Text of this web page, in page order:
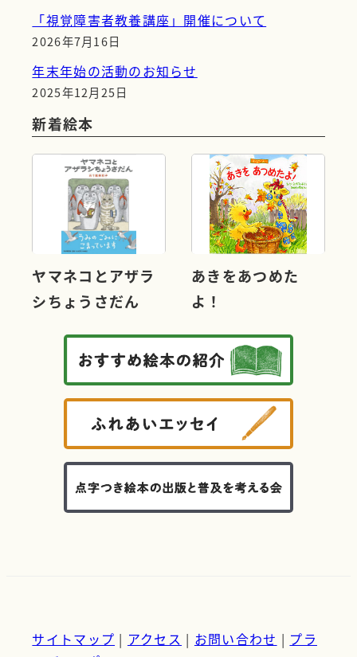
「視覚障害者教養講座」開催について
2026年7月16日
年末年始の活動のお知らせ
2025年12月25日
新着絵本
ヤマネコとアザラ
シちょうさだん
あきをあつめた
よ！
サイトマップ | アクセス | お問い合わせ | プラ